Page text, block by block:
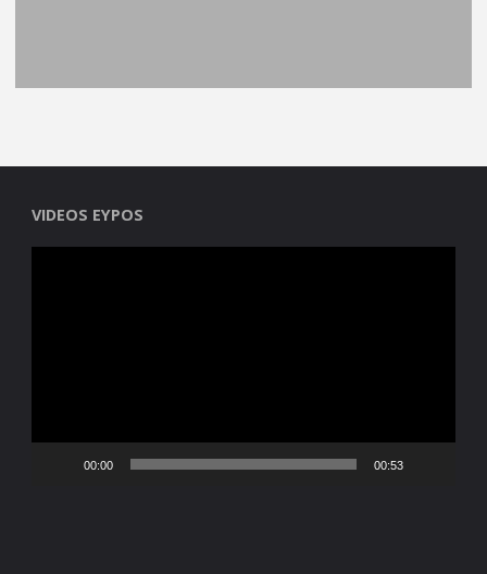
VIDEOS EYPOS
00:00 00:53